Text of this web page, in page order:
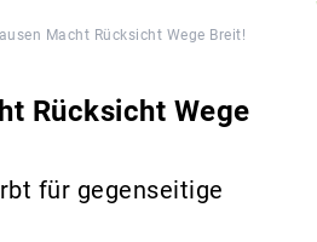
Macht Rücksicht Wege Breit!
Rücksicht Wege
für gegenseitige